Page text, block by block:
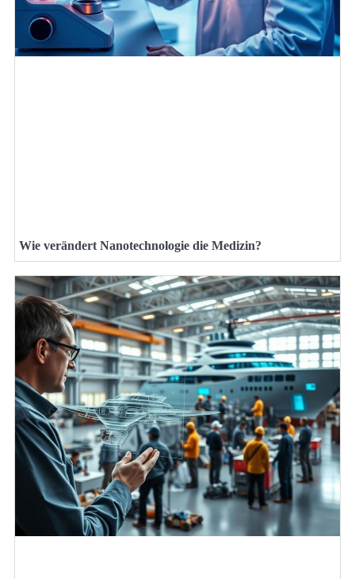
Wie verändert Nanotechnologie die Medizin?